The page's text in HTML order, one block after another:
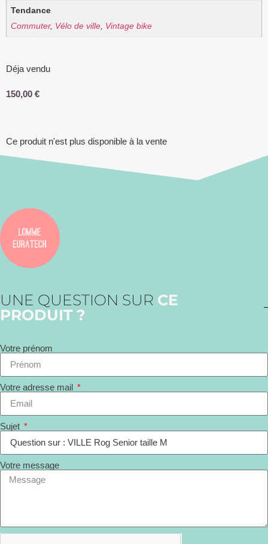
Tendance
Commuter, Vélo de ville, Vintage bike
Déja vendu
150,00 €
Ce produit n'est plus disponible à la vente
UNE QUESTION SUR CE
PRODUIT ?
Votre prénom
Votre adresse mail
Sujet
Votre message